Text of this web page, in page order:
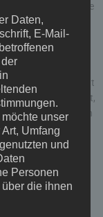
benötigen, haben Sie
der
zu verlangen.
1 DSGVO
Ihren und
Solange noch nicht
haben Sie das Recht,
personenbezogenen
Daten
Speicherung
oder zum
Daten,
E-Mail-
unser
Umfang
und
Personen
die ihnen